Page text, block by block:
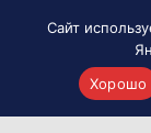
Сайт
Хорошо